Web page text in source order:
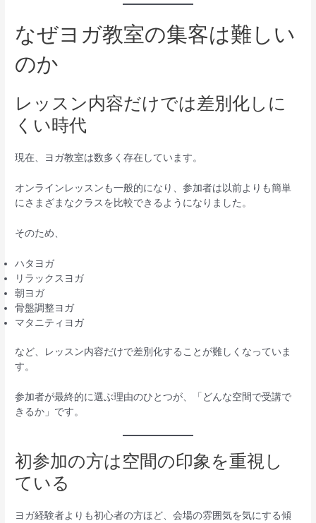
なぜヨガ教室の集客は難しい
のか
レッスン内容だけでは差別化しに
くい時代
現在、ヨガ教室は数多く存在しています。
オンラインレッスンも一般的になり、参加者は以前よりも簡単
にさまざまなクラスを比較できるようになりました。
そのため、
ハタヨガ
リラックスヨガ
朝ヨガ
骨盤調整ヨガ
マタニティヨガ
など、レッスン内容だけで差別化することが難しくなっていま
す。
参加者が最終的に選ぶ理由のひとつが、「どんな空間で受講で
きるか」です。
初参加の方は空間の印象を重視し
ている
ヨガ経験者よりも初心者の方ほど、会場の雰囲気を気にする傾